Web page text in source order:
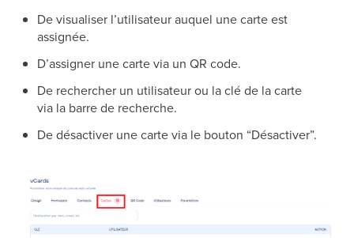
De visualiser l’utilisateur auquel une carte est
assignée.
D’assigner une carte via un QR code.
De rechercher un utilisateur ou la clé de la carte
via la barre de recherche.
De désactiver une carte via le bouton “Désactiver”.